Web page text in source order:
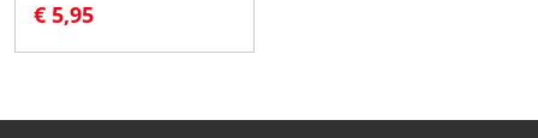
€ 5,95